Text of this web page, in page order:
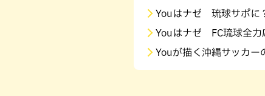
Youはナゼ 琉球サポに
Youはナゼ FC琉球全力
Youが描く沖縄サッカー